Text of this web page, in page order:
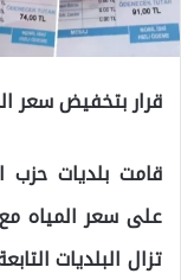
قرار بتخفيض سعر
قامت بلديات حزب
على سعر المياه
تزال البلديات